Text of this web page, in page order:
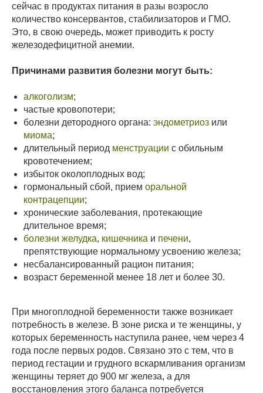
сейчас в продуктах питания в разы возросло
количество консервантов, стабилизаторов и ГМО.
Это, в свою очередь, может приводить к росту
железодефицитной анемии.
Причинами развития болезни могут быть:
алкоголизм;
частые кровопотери;
болезни детородного органа: эндометриоз или
миома;
длительный период менструации с обильным
кровотечением;
избыток околоплодных вод;
гормональный сбой, прием оральной
контрацепции;
хронические заболевания, протекающие
длительное время;
болезни желудка, кишечника и печени,
препятствующие нормальному усвоению железа;
несбалансированный рацион питания;
возраст беременной менее 18 лет и более 30.
При многоплодной беременности также возникает
потребность в железе. В зоне риска и те женщины, у
которых беременность наступила ранее, чем через 4
года после первых родов. Связано это с тем, что в
период гестации и грудного вскармливания организм
женщины теряет до 900 мг железа, а для
восстановления этого баланса потребуется